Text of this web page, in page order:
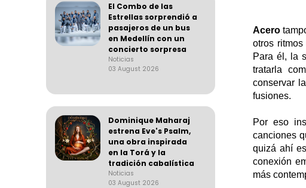
El Combo de las
Estrellas sorprendió a
pasajeros de un bus
en Medellín con un
concierto sorpresa
Noticias
03 August 2026
Dominique Maharaj
estrena Eve's Psalm,
una obra inspirada
en la Torá y la
tradición cabalística
Noticias
03 August 2026
Acero
otros
Para él, la
tratarla
conservar
fusiones.
Por eso
canciones
quizá ahí
conexión
más